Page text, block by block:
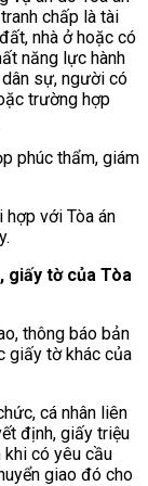
chấp là tài
nhà ở hoặc có
năng lực hành
sự, người có
trường hợp
phúc thẩm, giám
hợp với Tòa án
giấy tờ của Tòa
thông báo bản
giấy tờ khác của
cá nhân liên
định, giấy triệu
khi có yêu cầu
giao đó cho